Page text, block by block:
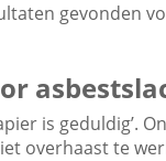
gevonden
is geduldig’.
overhaast te